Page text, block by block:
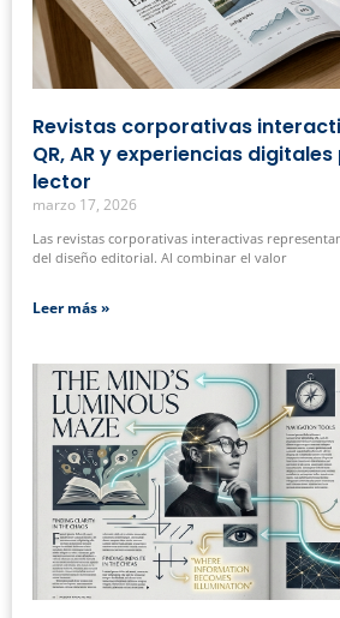
Revistas corporativas
QR, AR y experiencias
lector
marzo 17, 2026
Las revistas corporativas interactivas
del diseño editorial. Al combinar el valor
Leer más »